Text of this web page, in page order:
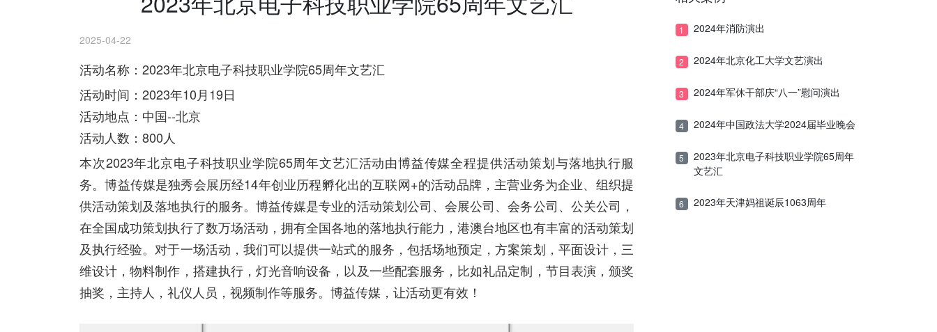
2025-04-22
活动名称：2023年北京电子科技职业学院65周年文艺汇
活动时间：2023年10月19日
活动地点：中国--北京
活动人数：800人
本次2023年北京电子科技职业学院65周年文艺汇活动由博益传媒全程提供活动策划与落地执行服
务。博益传媒是独秀会展历经14年创业历程孵化出的互联网+的活动品牌，主营业务为企业、组织提
供活动策划及落地执行的服务。博益传媒是专业的活动策划公司、会展公司、会务公司、公关公司，
在全国成功策划执行了数万场活动，拥有全国各地的落地执行能力，港澳台地区也有丰富的活动策划
及执行经验。对于一场活动，我们可以提供一站式的服务，包括场地预定，方案策划，平面设计，三
维设计，物料制作，搭建执行，灯光音响设备，以及一些配套服务，比如礼品定制，节目表演，颁奖
抽奖，主持人，礼仪人员，视频制作等服务。博益传媒，让活动更有效！
1 2024年消防演出
2 2024年北京化工大学文艺演出
3 2024年军休干部庆“八一”慰问演出
4 2024年中国政法大学2024届毕业晚会
5
2023年北京电子科技职业学院65周年
文艺汇
6 2023年天津妈祖诞辰1063周年